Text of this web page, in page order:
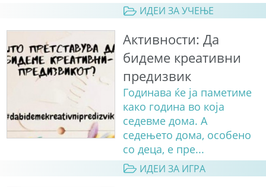
ИДЕИ ЗА УЧЕЊЕ
Активности: Да
бидеме креативни
предизвик
Годинава ќе ја паметиме
како година во која
седевме дома. А
седењето дома, особено
со деца, е пре...
ИДЕИ ЗА ИГРА